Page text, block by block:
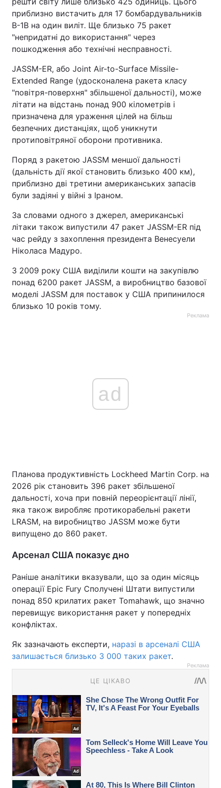
приблизно вистачить для 17 бомбардувальників
B-1B на один виліт. Ще близько 75 ракет
"непридатні до використання" через
пошкодження або технічні несправності.
JASSM-ER, або Joint Air-to-Surface Missile-
Extended Range (удосконалена ракета класу
"повітря-поверхня" збільшеної дальності), може
літати на відстань понад 900 кілометрів і
призначена для ураження цілей на більш
безпечних дистанціях, щоб уникнути
протиповітряної оборони противника.
Поряд з ракетою JASSM меншої дальності
(дальність дії якої становить близько 400 км),
приблизно дві третини американських запасів
були задіяні у війні з Іраном.
За словами одного з джерел, американські
літаки також випустили 47 ракет JASSM-ER під
час рейду з захоплення президента Венесуели
Ніколаса Мадуро.
З 2009 року США виділили кошти на закупівлю
понад 6200 ракет JASSM, а виробництво базової
моделі JASSM для поставок у США припинилося
близько 10 років тому.
Реклама
ad
Планова продуктивність Lockheed Martin Corp. на
2026 рік становить 396 ракет збільшеної
дальності, хоча при повній переорієнтації лінії,
яка також виробляє протикорабельні ракети
LRASM, на виробництво JASSM може бути
випущено до 860 ракет.
Арсенал США показує дно
Раніше аналітики вказували, що за один місяць
операції Epic Fury Сполучені Штати випустили
понад 850 крилатих ракет Tomahawk, що значно
перевищує використання ракет у попередніх
конфліктах.
Як зазначають експерти, наразі в арсеналі США
залишається близько 3 000 таких ракет.
Реклама